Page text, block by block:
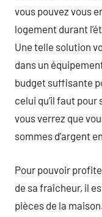
vous pouvez vous
logement durant
Une telle solution
dans un
budget suffisante
celui qu’il faut pour
vous verrez que
sommes d’argent
Pour pouvoir
de sa fraîcheur, il
pièces de la